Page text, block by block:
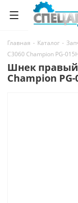
Главная - Каталог -
С3060 Champion PG-
Шнек правый
Champion PG-